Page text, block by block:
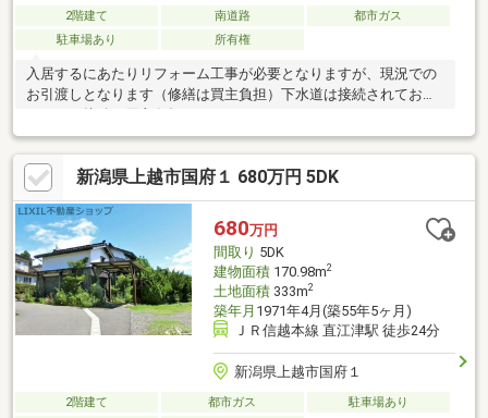
2階建て 南道路
都市ガス
駐車場あり
所有権
入居するにあたりリフォーム工事が必要となりますが、現況での
お引渡しとなります（修繕は買主負担）下水道は接続されており
新潟県上越市国府１ 680万円 5DK
680万円
間取り 5DK
建物面積170.98m2
土地面積333m2
築年月 1971年4月(築55年5ヶ月)
ＪＲ信越本線 直江津駅 徒歩24分
新潟県上越市国府１
2階建て 都市ガス
駐車場あり